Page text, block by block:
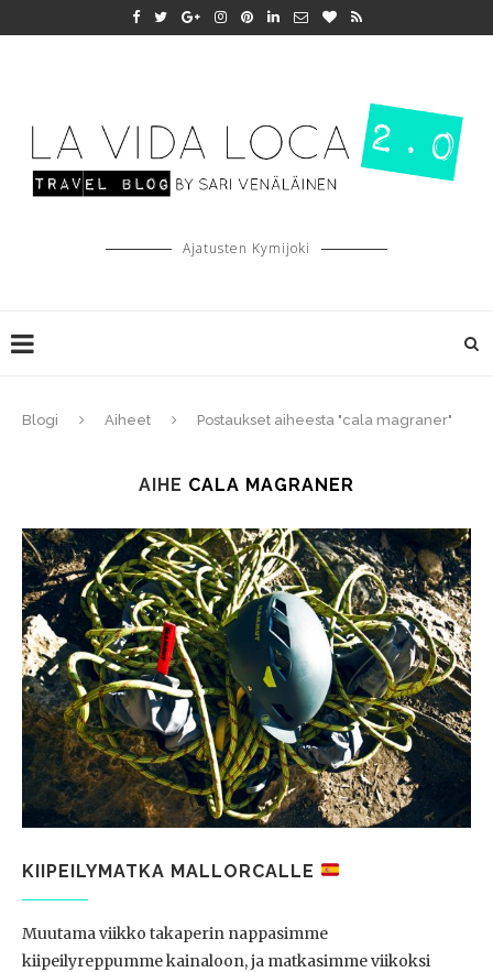
Ajatusten Kymijoki
Blogi Aiheet Postaukset aiheesta "cala magraner"
AIHE CALA MAGRANER
KIIPEILYMATKA MALLORCALLE
Muutama viikko takaperin nappasimme
kiipeilyreppumme kainaloon, ja matkasimme viikoksi